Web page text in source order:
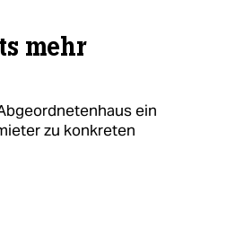
mehr
ein
zu konkreten